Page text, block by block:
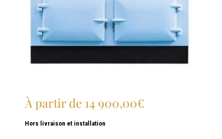
À partir de 14 900,00€
Hors livraison et installation